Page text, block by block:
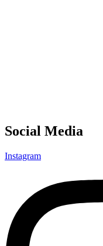
Social Media
Instagram